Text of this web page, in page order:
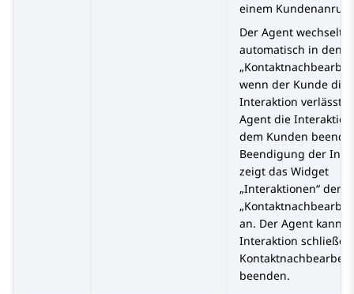
einem Kundenanruf
Der Agent wechselt
automatisch in den
wenn der Kunde die
Interaktion verlässt
Agent die
dem Kunden
Beendigung der
zeigt das Widget
„Interaktionen“ den
an. Der Agent kann
Interaktion
beenden.